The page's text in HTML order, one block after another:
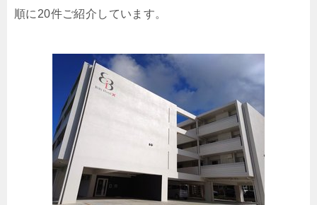
【禁煙】広い洋室 ツインベッド＋ソファベッド
1泊大人1名 合計（税込）
6,900円
じゃらんで確認する
順に20件ご紹介しています。